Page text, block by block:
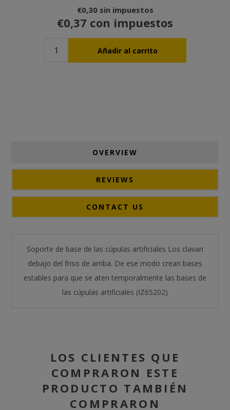
€0,30 sin impuestos
€0,37 con impuestos
OVERVIEW
REVIEWS
CONTACT US
Soporte de base de las cúpulas artificiales Los clavan
debajo del friso de arriba. De ese modo crean bases
estables para que se aten temporalmente las bases de
las cúpulas artificiales (IZ65202)
LOS CLIENTES QUE
COMPRARON ESTE
PRODUCTO TAMBIÉN
COMPRARON